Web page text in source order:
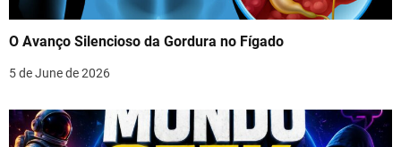
O Avanço Silencioso da Gordura no Fígado
5 de June de 2026